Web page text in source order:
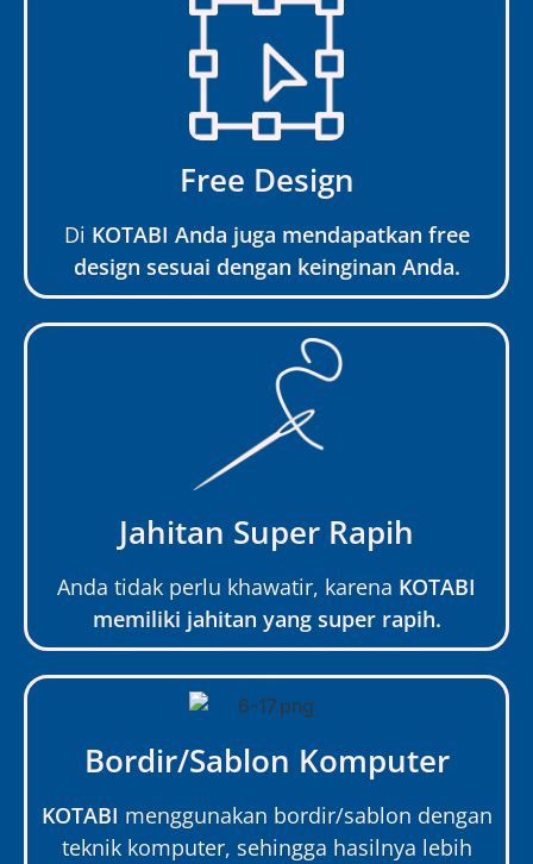
Free Design
Di KOTABI Anda juga mendapatkan free
design sesuai dengan keinginan Anda.
Jahitan Super Rapih
Anda tidak perlu khawatir, karena KOTABI
memiliki jahitan yang super rapih.
Bordir/Sablon Komputer
KOTABI menggunakan bordir/sablon dengan
teknik komputer, sehingga hasilnya lebih